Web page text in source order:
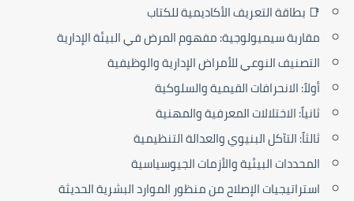
📑 بطاقة التعريف الأكاديمية للكتاب
مقاربة سيميولوجية: مفهوم المرض في البيئة الإدارية
التصنيف النوعي للأمراض الإدارية والوظيفية
أولاً: الانحرافات القيمية والسلوكية
ثانياً: الاختلالات المعرفية والمهنية
ثالثاً: التآكل البنيوي والعدالة التنظيمية
المحددات البيئية والأزمات الجيوسياسية
استراتيجيات الإصلاح من منظور الموارد البشرية الحديثة